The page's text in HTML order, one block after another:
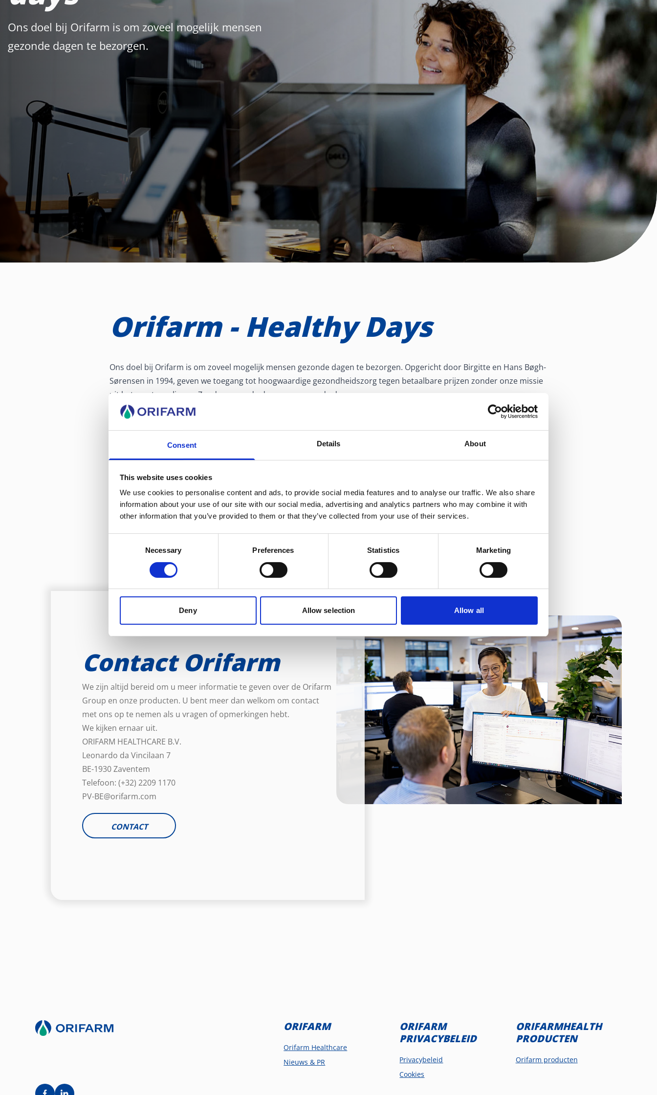
Consent Details About
This website uses cookies
We use cookies to personalise content and ads, to provide social media features and to analyse our traffic. We also share
information about your use of our site with our social media, advertising and analytics partners who may combine it with
other information that you’ve provided to them or that they’ve collected from your use of their services.
Necessary Preferences Statistics Marketing
Deny Allow selection Allow all
Ons doel bij Orifarm is om zoveel mogelijk mensen
gezonde dagen te bezorgen.
Orifarm - Healthy Days
Ons doel bij Orifarm is om zoveel mogelijk mensen gezonde dagen te bezorgen. Opgericht door Birgitte en Hans Bøgh-
Sørensen in 1994, geven we toegang tot hoogwaardige gezondheidszorg tegen betaalbare prijzen zonder onze missie
uit het oog te verliezen. Zonder gezonde dagen, geen goede dagen.
Orifarm heeft zich ontwikkeld tot een zeer succesvol, internationaal gezondheidszorgbedrijf, dat er voortdurend naar
streeft de nummer één te zijn in het verbeteren van de gezondheidszorg.
in Promotionele Rx, Generieke geneesmiddelen, Vitaminen en Over-the-counter producten. Wij zijn uitgegroeid tot een
toonaangevende leverancier op deze gebieden, en wij blijven groeien omdat wij echt het verschil maken voor onze
stakeholders.
Zowel door organische groei, overnames als door win-win partnerschappen blijven wij zoeken naar nieuwe
mogelijkheden om uit te breiden naar nieuwe markten en onze productlijnen uit te breiden. Samen met onze
zustereenheid Health Access is het onze missie om de markt uit te dagen en betaalbare gezondheidszorg van hoge
kwaliteit toegankelijk te maken voor iedereen tijdens het gezondheidstraject.
Contact Orifarm
We zijn altijd bereid om u meer informatie te geven over de Orifarm
Group en onze producten. U bent meer dan welkom om contact
met ons op te nemen als u vragen of opmerkingen hebt.
We kijken ernaar uit.
ORIFARM HEALTHCARE B.V.
Leonardo da Vincilaan 7
BE-1930 Zaventem
Telefoon: (+32) 2209 1170
PV-BE@orifarm.com
CONTACT
ORIFARM
Orifarm Healthcare
Nieuws & PR
ORIFARM
PRIVACYBELEID
Privacybeleid
Cookies
ORIFARMHEALTH
PRODUCTEN
Orifarm producten